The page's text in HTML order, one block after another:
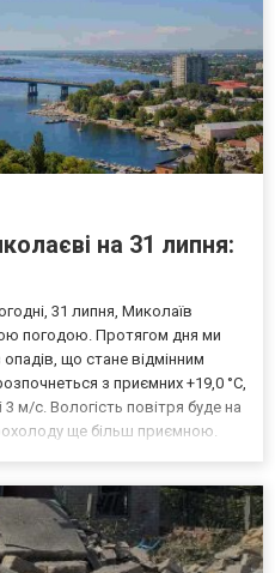
на 31 липня:
31 липня, Миколаїв
погодою. Протягом дня ми
що стане відмінним
з приємних +19,0 °С,
м/с. Вологість повітря буде на
ще більш приємною.